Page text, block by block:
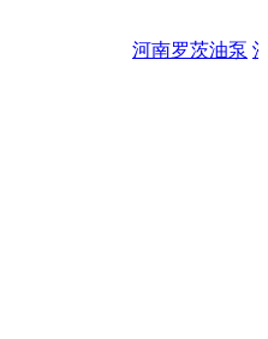
河南罗茨油泵